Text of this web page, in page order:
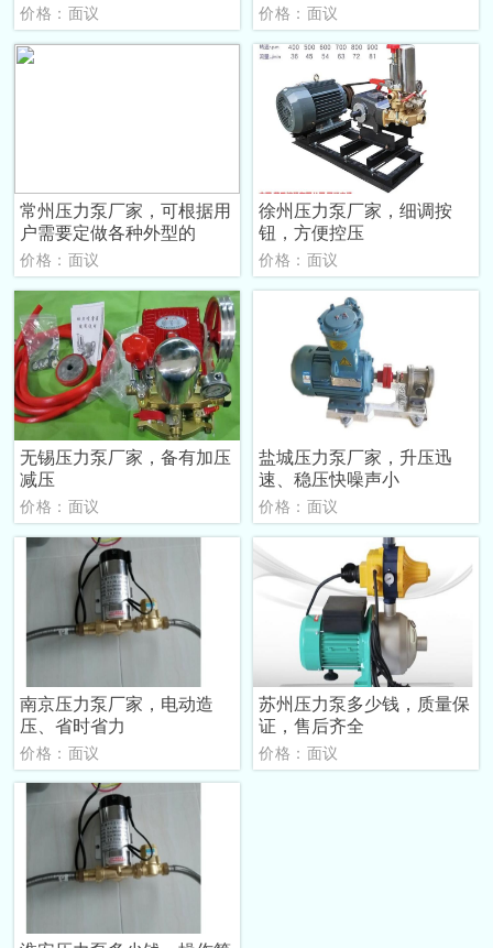
价格：面议 价格：面议
常州压力泵厂家，可根据用
户需要定做各种外型的
价格：面议
徐州压力泵厂家，细调按
钮，方便控压
价格：面议
无锡压力泵厂家，备有加压
减压
价格：面议
盐城压力泵厂家，升压迅
速、稳压快噪声小
价格：面议
南京压力泵厂家，电动造
压、省时省力
价格：面议
苏州压力泵多少钱，质量保
证，售后齐全
价格：面议